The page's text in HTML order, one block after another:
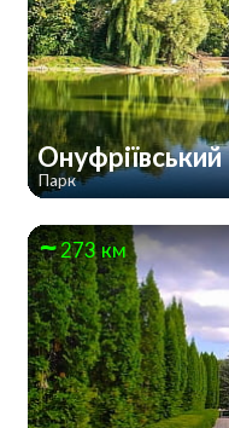
Онуфріївський
Парк
273 км